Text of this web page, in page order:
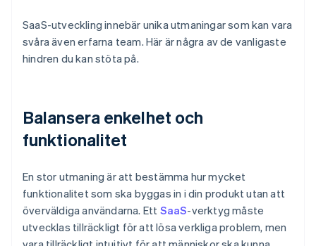
SaaS-utveckling innebär unika utmaningar som kan vara
svåra även erfarna team. Här är några av de vanligaste
hindren du kan stöta på.
Balansera enkelhet och
funktionalitet
En stor utmaning är att bestämma hur mycket
funktionalitet som ska byggas in i din produkt utan att
överväldiga användarna. Ett SaaS-verktyg måste
utvecklas tillräckligt för att lösa verkliga problem, men